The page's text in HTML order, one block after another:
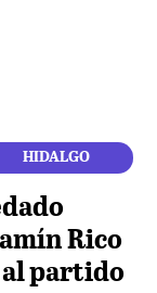
HIDALGO
Rico
al partido